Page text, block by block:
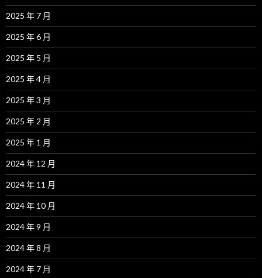
2025 年 7 月
2025 年 6 月
2025 年 5 月
2025 年 4 月
2025 年 3 月
2025 年 2 月
2025 年 1 月
2024 年 12 月
2024 年 11 月
2024 年 10 月
2024 年 9 月
2024 年 8 月
2024 年 7 月